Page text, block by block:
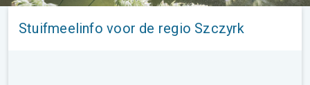
Stuifmeelinfo voor de regio Szczyrk